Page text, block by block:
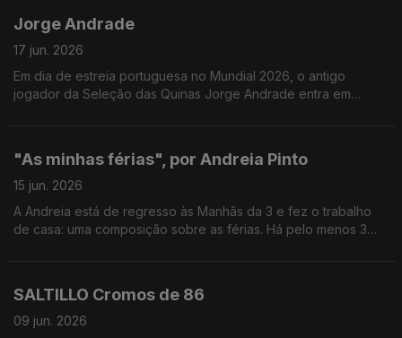
Jorge Andrade
17 jun. 2026
Em dia de estreia portuguesa no Mundial 2026, o antigo
jogador da Seleção das Quinas Jorge Andrade entra em
"As minhas férias", por Andreia Pinto
15 jun. 2026
A Andreia está de regresso às Manhãs da 3 e fez o trabalho
de casa: uma composição sobre as férias. Há pelo menos 3
SALTILLO Cromos de 86
09 jun. 2026